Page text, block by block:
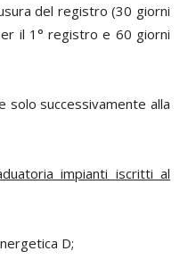
del registro (30 giorni
il 1° registro e 60 giorni
solo successivamente alla
impianti iscritti al
D;